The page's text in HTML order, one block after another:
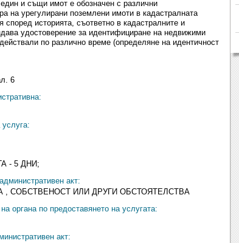
и същи имот е обозначен с различни
на урегулирани поземлени имоти в кадастралната
историята, съответно в кадастралните и
удостоверение за идентифициране на недвижими
по различно време (определяне на идентичност
6
- 5 ДНИ;
акт:
СОБСТВЕНОСТ ИЛИ ДРУГИ ОБСТОЯТЕЛСТВА
органа по предоставянето на услугата:
акт: